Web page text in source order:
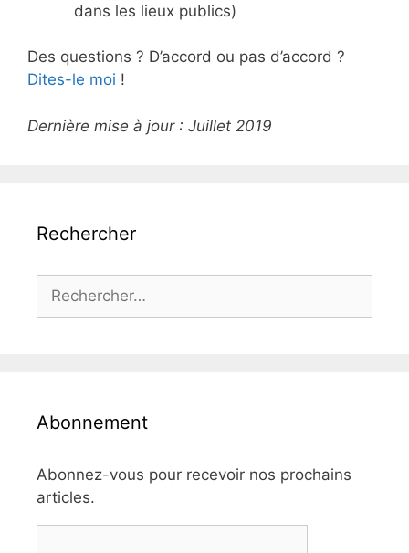
dans les lieux publics)
Des questions ? D’accord ou pas d’accord ?
Dites-le moi !
Dernière mise à jour : Juillet 2019
Rechercher
Abonnement
Abonnez-vous pour recevoir nos prochains
articles.